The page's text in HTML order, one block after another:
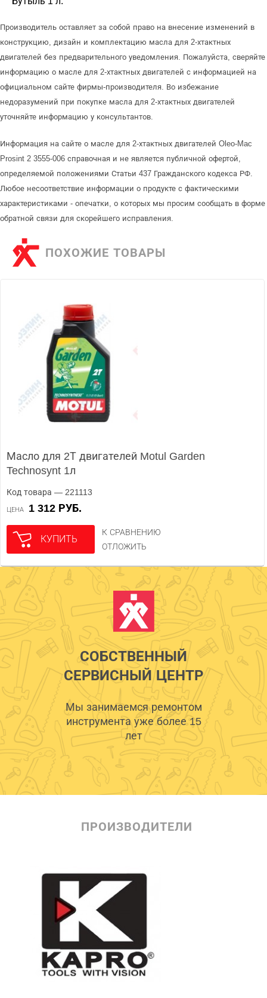
Производитель оставляет за собой право на внесение изменений в
конструкцию, дизайн и комплектацию масла для 2-хтактных
двигателей без предварительного уведомления. Пожалуйста, сверяйте
информацию о масле для 2-хтактных двигателей с информацией на
официальном сайте фирмы-производителя. Во избежание
недоразумений при покупке масла для 2-хтактных двигателей
уточняйте информацию у консультантов.
Информация на сайте о масле для 2-хтактных двигателей Oleo-Mac
Prosint 2 3555-006 справочная и не является публичной офертой,
определяемой положениями Статьи 437 Гражданского кодекса РФ.
Любое несоответствие информации о продукте с фактическими
характеристиками - опечатки, о которых мы просим сообщать в форме
обратной связи для скорейшего исправления.
ПОХОЖИЕ ТОВАРЫ
Масло для 2Т двигателей Motul Garden
Technosynt 1л
Код товара — 221113
ЦЕНА 1 312 РУБ.
КУПИТЬ
К СРАВНЕНИЮ
ОТЛОЖИТЬ
СОБСТВЕННЫЙ
СЕРВИСНЫЙ ЦЕНТР
Мы занимаемся ремонтом
инструмента уже более 15
лет
ПРОИЗВОДИТЕЛИ